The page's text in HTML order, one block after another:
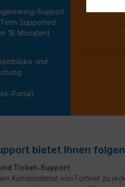
Support
Supported
18 Monaten)
-
und
Portal)
-
bietet Ihnen
Ticket-Support
Kundendienst von Fortinet zu